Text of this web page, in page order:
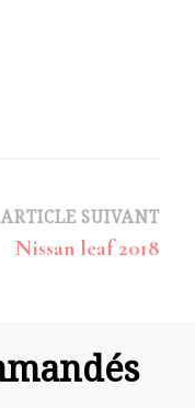
ARTICLE SUIVANT
Nissan leaf 2018